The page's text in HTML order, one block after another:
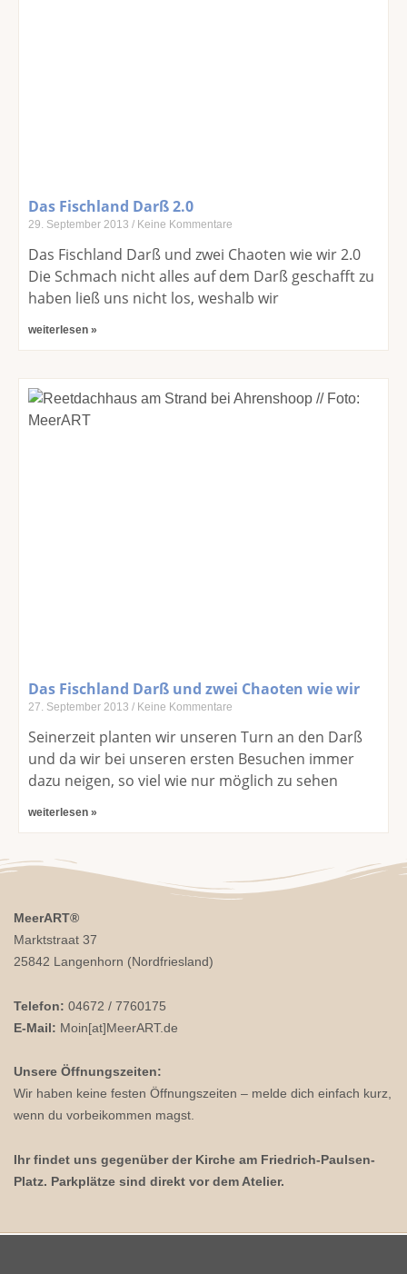
Das Fischland Darß 2.0
29. September 2013 Keine Kommentare
Das Fischland Darß und zwei Chaoten wie wir 2.0
Die Schmach nicht alles auf dem Darß geschafft zu
haben ließ uns nicht los, weshalb wir
weiterlesen »
Das Fischland Darß und zwei Chaoten wie wir
27. September 2013 Keine Kommentare
Seinerzeit planten wir unseren Turn an den Darß
und da wir bei unseren ersten Besuchen immer
dazu neigen, so viel wie nur möglich zu sehen
weiterlesen »
MeerART®
Marktstraat 37
25842 Langenhorn (Nordfriesland)
Telefon: 04672 / 7760175
E-Mail: Moin[at]MeerART.de
Unsere Öffnungszeiten:
Wir haben keine festen Öffnungszeiten – melde dich einfach kurz,
wenn du vorbeikommen magst.
Ihr findet uns gegenüber der Kirche am Friedrich-Paulsen-
Platz. Parkplätze sind direkt vor dem Atelier.